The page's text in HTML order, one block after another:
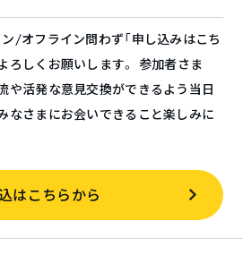
/オフライン問わず「申し込みはこち
ろしくお願いします。 参加者さま
や活発な意見交換ができるよう当日
なさまにお会いできること楽しみに
はこちらから